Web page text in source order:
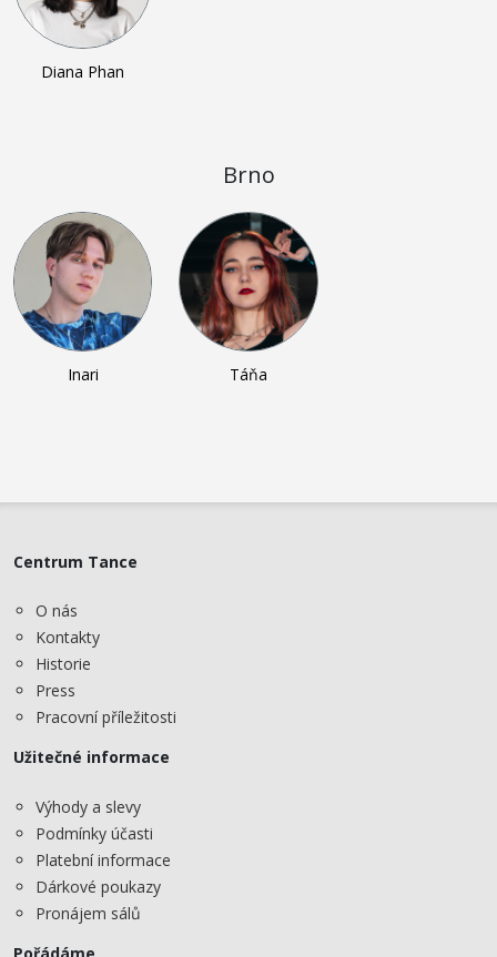
Diana Phan
Brno
Inari Táňa
Centrum Tance
O nás
Kontakty
Historie
Press
Pracovní příležitosti
Užitečné informace
Výhody a slevy
Podmínky účasti
Platební informace
Dárkové poukazy
Pronájem sálů
Pořádáme